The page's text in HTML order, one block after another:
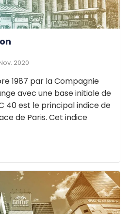
2020
1987 par la Compagnie
avec une base initiale de
40 est le principal indice de
de Paris. Cet indice